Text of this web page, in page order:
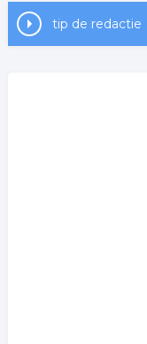
tip de redactie